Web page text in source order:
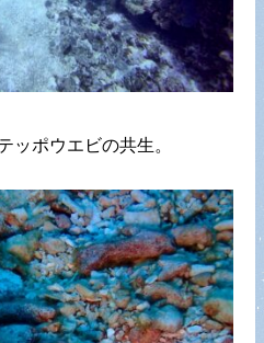
ッポウエビの共生。